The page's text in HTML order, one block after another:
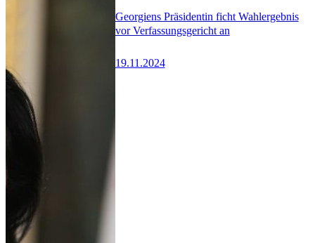
Georgiens Präsidentin ficht Wahlergebnis
vor Verfassungsgericht an
19.11.2024